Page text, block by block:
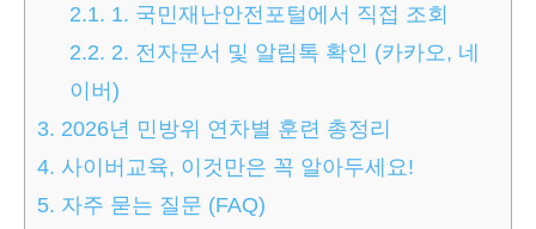
2.1. 1. 국민재난안전포털에서 직접 조회
2.2. 2. 전자문서 및 알림톡 확인 (카카오, 네
이버)
3. 2026년 민방위 연차별 훈련 총정리
4. 사이버교육, 이것만은 꼭 알아두세요!
5. 자주 묻는 질문 (FAQ)